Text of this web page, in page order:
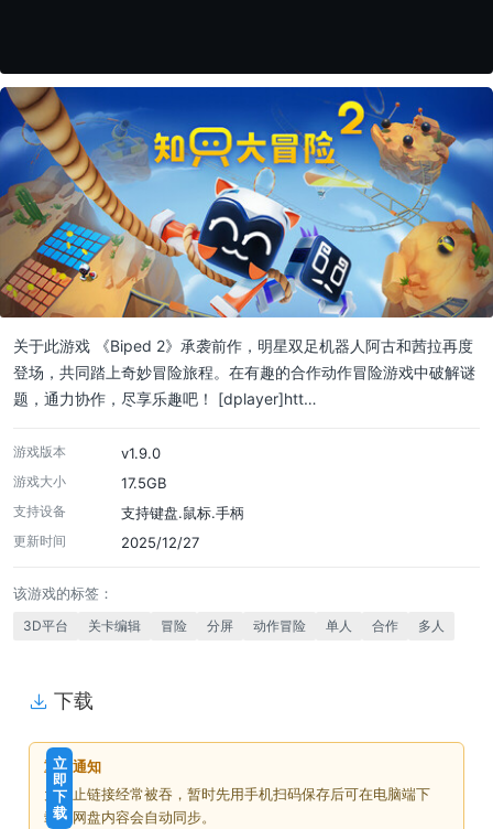
关于此游戏 《Biped 2》承袭前作，明星双足机器人阿古和茜拉再度
登场，共同踏上奇妙冒险旅程。在有趣的合作动作冒险游戏中破解谜
题，通力协作，尽享乐趣吧！ [dplayer]htt…
游戏版本 v1.9.0
游戏大小 17.5GB
支持设备 支持键盘.鼠标.手柄
更新时间 2025/12/27
该游戏的标签：
3D平台 关卡编辑 冒险 分屏 动作冒险 单人 合作 多人
下载
下
载
价
格
免
费
立
即
下
载
重要通知
为防止链接经常被吞，暂时先用手机扫码保存后可在电脑端下
载，网盘内容会自动同步。